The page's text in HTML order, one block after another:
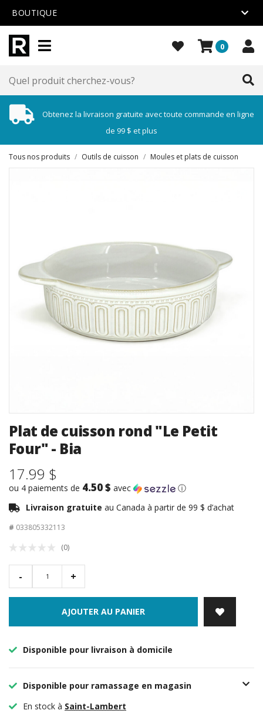
BOUTIQUE
0
Obtenez la livraison gratuite avec toute commande en ligne
de 99 $ et plus
Tous nos produits / Outils de cuisson / Moules et plats de cuisson
Plat de cuisson rond "Le Petit
Four" - Bia
17.99 $
ou 4 paiements de 4.50 $ avec
ⓘ
Livraison gratuite au Canada à partir de 99 $ d’achat
# 033805332113
(0)
- +
AJOUTER AU PANIER
Disponible pour livraison à domicile
Disponible pour ramassage en magasin
En stock à Saint-Lambert